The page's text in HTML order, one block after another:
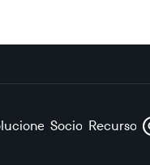
Socios Recursos